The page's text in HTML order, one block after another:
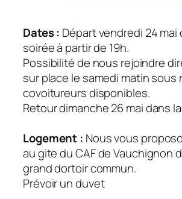
Dates : Départ vendredi 24 mai
soirée à partir de 19h.
Possibilité de nous rejoindre
sur place le samedi matin sous
covoitureurs disponibles.
Retour dimanche 26 mai dans
Logement : Nous vous
au gite du CAF de Vauchignon
grand dortoir commun.
Prévoir un duvet